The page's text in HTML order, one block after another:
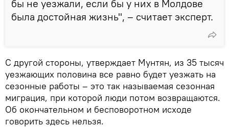
бы не уезжали, если бы у них в Молдове
была достойная жизнь", – считает эксперт.
С другой стороны, утверждает Мунтян, из 35 тысяч
уезжающих половина все равно будет уезжать на
сезонные работы – это так называемая сезонная
миграция, при которой люди потом возвращаются.
Об окончательном и бесповоротном исходе
говорить здесь нельзя.